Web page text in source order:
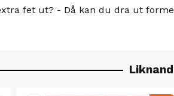
fet ut? - Då kan du dra ut